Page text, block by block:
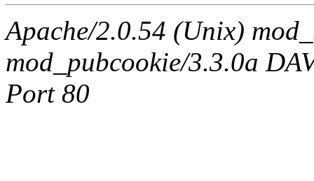
Apache/2.0.54 (Unix)
mod_pubcookie/3.3.0a
Port 80